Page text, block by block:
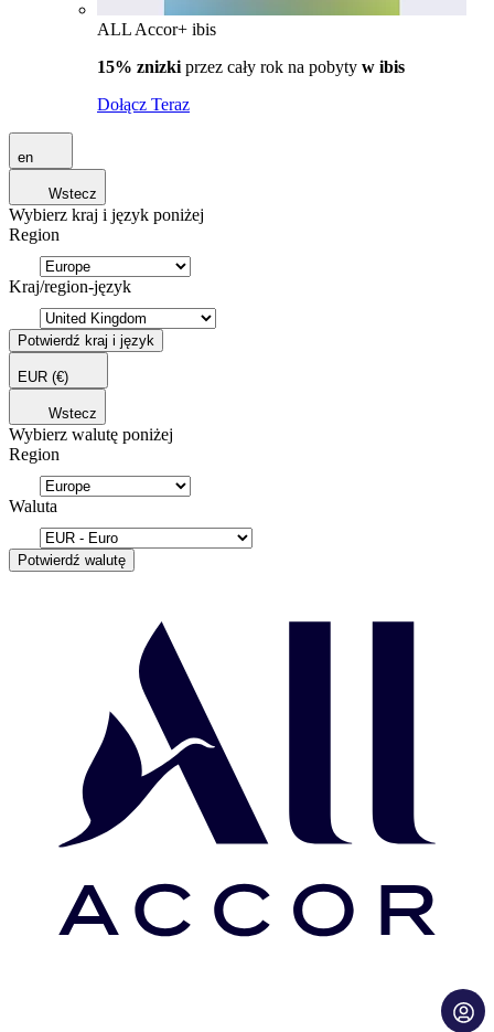
ALL Accor+ ibis
15% znizki przez cały rok na pobyty w ibis
Dołącz Teraz
en
Wstecz
Wybierz kraj i język poniżej
Region
Kraj/region-język
Potwierdź kraj i język
EUR (€)
Wstecz
Wybierz walutę poniżej
Region
Waluta
Potwierdź walutę